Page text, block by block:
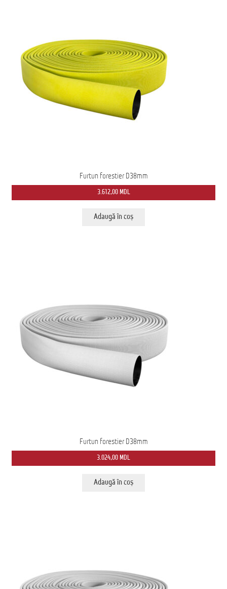
Furtun forestier D38mm
3.612,00 MDL
Adaugă în coș
Furtun forestier D38mm
3.024,00 MDL
Adaugă în coș